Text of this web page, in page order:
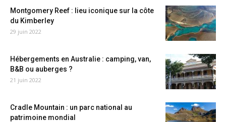
Montgomery Reef : lieu iconique sur la côte
du Kimberley
29 juin 2022
Hébergements en Australie : camping, van,
B&B ou auberges ?
21 juin 2022
Cradle Mountain : un parc national au
patrimoine mondial